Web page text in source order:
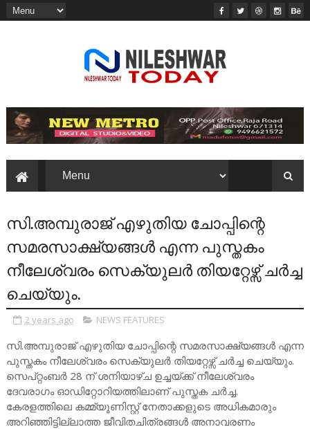
സി.അമ്പുരാജ് എഴുതിയ ചോപ്പിന്റെ
സമരസാക്ഷ്യങ്ങൾ എന്ന പുസ്തകം
നീലേശ്വരം സെക്യുലർ തിയറ്റേഴ്സ് ചർച്ച
ചെയ്യും.
2 years ago NEWS FEATURES
സി.അമ്പുരാജ് എഴുതിയ ചോപ്പിന്റെ സമരസാക്ഷ്യങ്ങൾ എന്ന
പുസ്തകം നീലേശ്വരം സെക്യുലർ തിയറ്റേഴ്സ് ചർച്ച ചെയ്യും.
സെപ്റ്റംബർ 28 ന് ശനിയാഴ്ച ഉച്ചയ്ക്ക് നീലേശ്വരം
ദേവരാഗം ഓഡിറ്റോറിയത്തിലാണ് പുസ്തക ചർച്ച.
കേരളത്തിലെ കമ്മ്യൂണിസ്റ്റ് നേതാക്കളുടെ അധികമാരും
അറിഞ്ഞിട്ടില്ലാത്ത ജീവിതചിത്രങ്ങൾ അനാവരണം